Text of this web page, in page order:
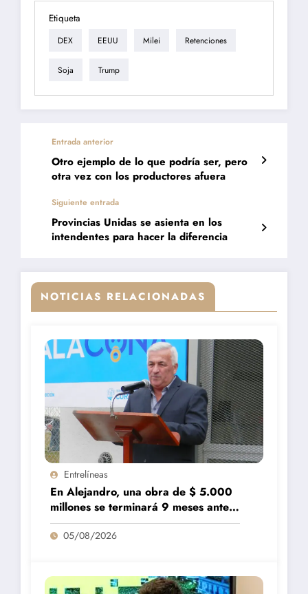
Etiqueta
DEX EEUU Milei Retenciones
Soja Trump
Entrada anterior
Otro ejemplo de lo que podría ser, pero
otra vez con los productores afuera
Siguiente entrada
Provincias Unidas se asienta en los
intendentes para hacer la diferencia
NOTICIAS RELACIONADAS
Entrelíneas
En Alejandro, una obra de $ 5.000
millones se terminará 9 meses antes
de lo previsto
05/08/2026